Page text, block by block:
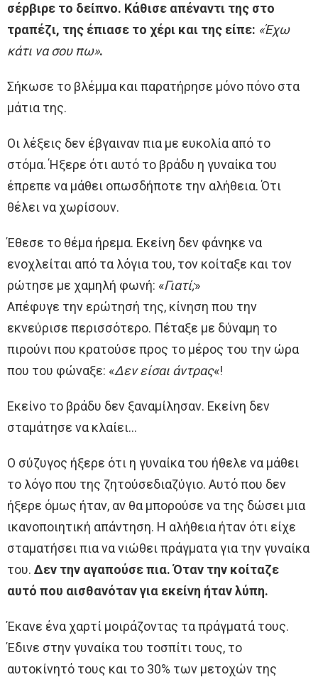
σέρβιρε το δείπνο. Κάθισε απέναντι της στο
τραπέζι, της έπιασε το χέρι και της είπε: «Έχω
κάτι να σου πω».
Σήκωσε το βλέμμα και παρατήρησε μόνο πόνο στα
μάτια της.
Οι λέξεις δεν έβγαιναν πια με ευκολία από το
στόμα. Ήξερε ότι αυτό το βράδυ η γυναίκα του
έπρεπε να μάθει οπωσδήποτε την αλήθεια. Ότι
θέλει να χωρίσουν.
Έθεσε το θέμα ήρεμα. Εκείνη δεν φάνηκε να
ενοχλείται από τα λόγια του, τον κοίταξε και τον
ρώτησε με χαμηλή φωνή: «Γιατί;»
Απέφυγε την ερώτησή της, κίνηση που την
εκνεύρισε περισσότερο. Πέταξε με δύναμη το
πιρούνι που κρατούσε προς το μέρος του την ώρα
που του φώναξε: «Δεν είσαι άντρας«!
Εκείνο το βράδυ δεν ξαναμίλησαν. Εκείνη δεν
σταμάτησε να κλαίει…
Ο σύζυγος ήξερε ότι η γυναίκα του ήθελε να μάθει
το λόγο που της ζητούσεδιαζύγιο. Αυτό που δεν
ήξερε όμως ήταν, αν θα μπορούσε να της δώσει μια
ικανοποιητική απάντηση. Η αλήθεια ήταν ότι είχε
σταματήσει πια να νιώθει πράγματα για την γυναίκα
του. Δεν την αγαπούσε πια. Όταν την κοίταζε
αυτό που αισθανόταν για εκείνη ήταν λύπη.
Έκανε ένα χαρτί μοιράζοντας τα πράγματά τους.
Έδινε στην γυναίκα του τοσπίτι τους, το
αυτοκίνητό τους και το 30% των μετοχών της